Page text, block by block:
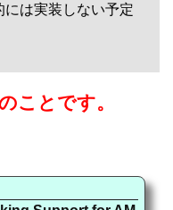
は実装しない予定
ことです。